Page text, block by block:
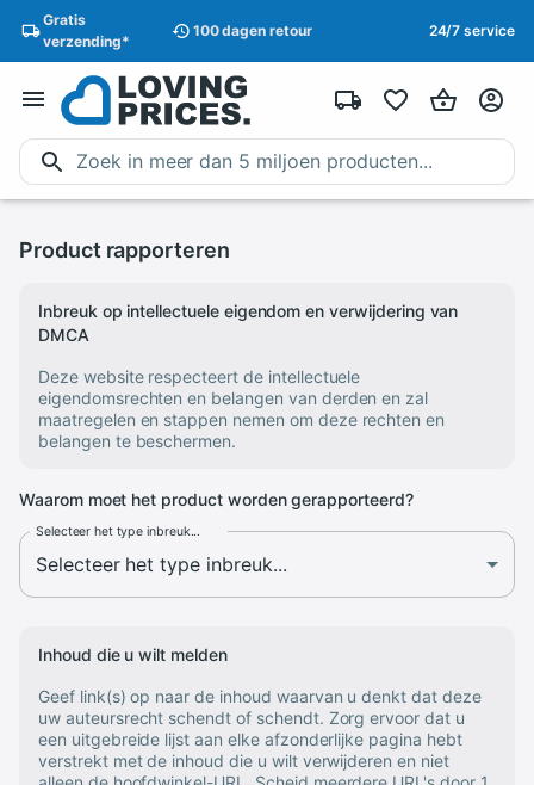
Gratis
verzending*
100 dagen retour 24/7 service
Product rapporteren
Inbreuk op intellectuele eigendom en verwijdering van
DMCA
Deze website respecteert de intellectuele
eigendomsrechten en belangen van derden en zal
maatregelen en stappen nemen om deze rechten en
belangen te beschermen.
Waarom moet het product worden gerapporteerd?
Selecteer het type inbreuk...
Inhoud die u wilt melden
Geef link(s) op naar de inhoud waarvan u denkt dat deze
uw auteursrecht schendt of schendt. Zorg ervoor dat u
een uitgebreide lijst aan elke afzonderlijke pagina hebt
verstrekt met de inhoud die u wilt verwijderen en niet